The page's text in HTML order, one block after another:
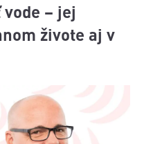
– jej
živote aj v